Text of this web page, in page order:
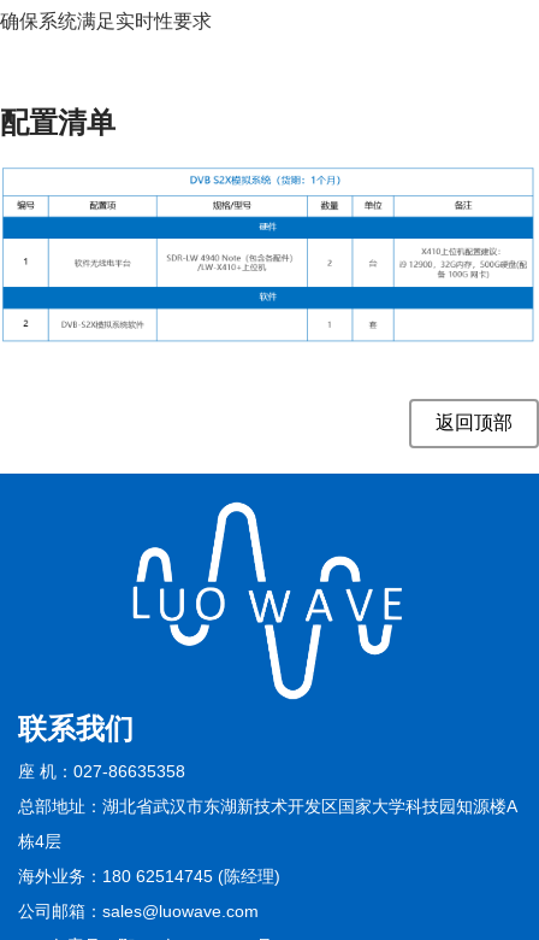
确保系统满足实时性要求
配置清单
返回顶部
联系我们
座 机：027-86635358
总部地址：湖北省武汉市东湖新技术开发区国家大学科技园知源楼A
栋4层
海外业务：180 62514745 (陈经理)
公司邮箱：sales@luowave.com